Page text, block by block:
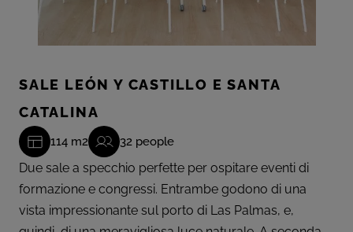
SALE LEÓN Y CASTILLO E SANTA
CATALINA
114 m2 32 people
Due sale a specchio perfette per ospitare eventi di
formazione e congressi. Entrambe godono di una
vista impressionante sul porto di Las Palmas, e,